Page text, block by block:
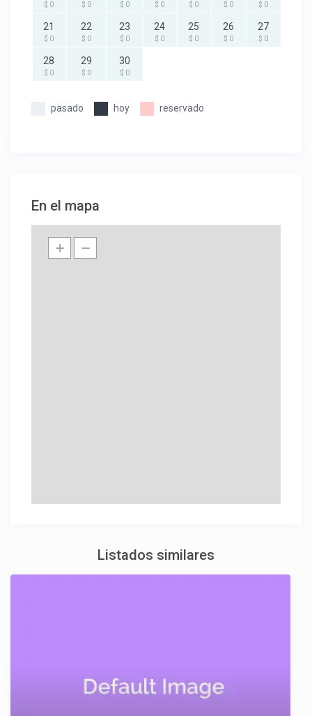
$ 0 $ 0 $ 0 $ 0 $ 0 $ 0 $ 0
21
$ 0
22
$ 0
23
$ 0
24
$ 0
25
$ 0
26
$ 0
27
$ 0
28
$ 0
29
$ 0
30
$ 0
pasado hoy reservado
En el mapa
Listados similares